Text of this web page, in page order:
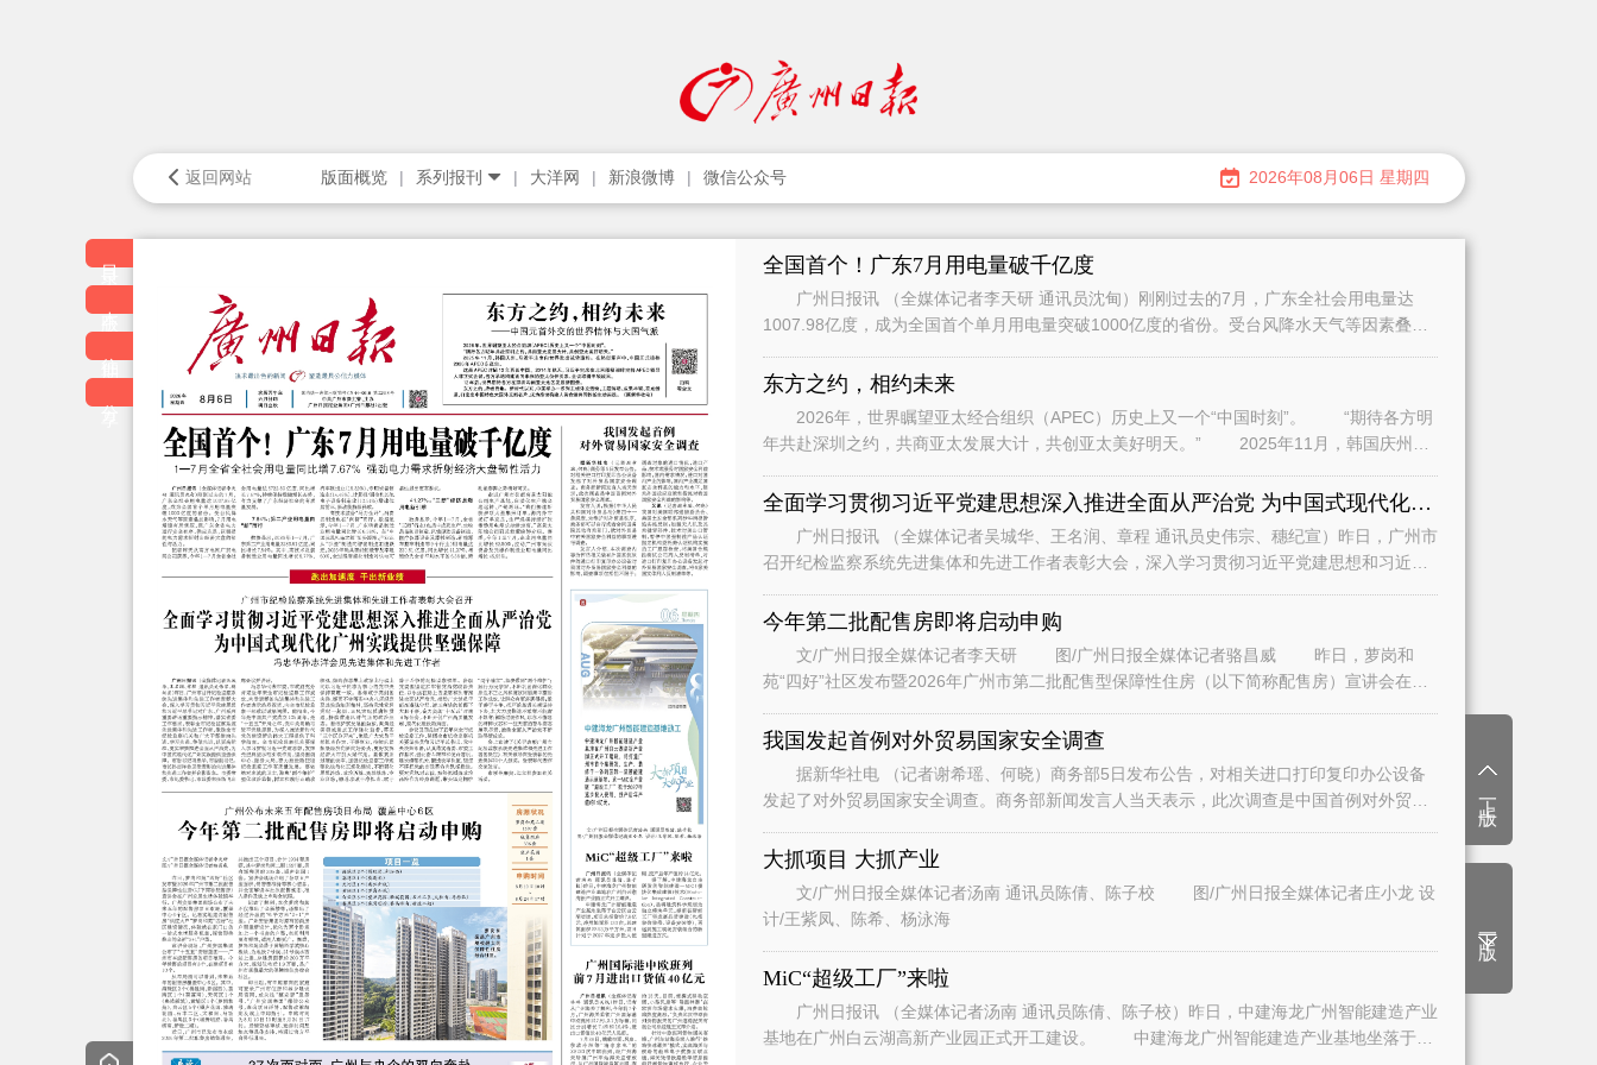
返回网站 版面概览 系列报刊 大洋网 新浪微博 微信公众号 2026年08月06日 星期四
全国首个！广东7月用电量破千亿度
广州日报讯 （全媒体记者李天研 通讯员沈甸）刚刚过去的7月，广东全社会用电量达
1007.98亿度，成为全国首个单月用电量突破1000亿度的省份。受台风降水天气等因素叠加
东方之约，相约未来
2026年，世界瞩望亚太经合组织（APEC）历史上又一个“中国时刻”。 “期待各方明
年共赴深圳之约，共商亚太发展大计，共创亚太美好明天。” 2025年11月，韩国庆州，
全面学习贯彻习近平党建思想深入推进全面从严治党 为中国式现代化广州实践提供坚强保障
广州日报讯 （全媒体记者吴城华、王名润、章程 通讯员史伟宗、穗纪宣）昨日，广州市
召开纪检监察系统先进集体和先进工作者表彰大会，深入学习贯彻习近平党建思想和习近平
今年第二批配售房即将启动申购
文/广州日报全媒体记者李天研 图/广州日报全媒体记者骆昌威 昨日，萝岗和
苑“四好”社区发布暨2026年广州市第二批配售型保障性住房（以下简称配售房）宣讲会在广
我国发起首例对外贸易国家安全调查
据新华社电 （记者谢希瑶、何晓）商务部5日发布公告，对相关进口打印复印办公设备
发起了对外贸易国家安全调查。商务部新闻发言人当天表示，此次调查是中国首例对外贸易
大抓项目 大抓产业
文/广州日报全媒体记者汤南 通讯员陈倩、陈子校 图/广州日报全媒体记者庄小龙 设
计/王紫凤、陈希、杨泳海
MiC“超级工厂”来啦
广州日报讯 （全媒体记者汤南 通讯员陈倩、陈子校）昨日，中建海龙广州智能建造产业
基地在广州白云湖高新产业园正式开工建设。 中建海龙广州智能建造产业基地坐落于白